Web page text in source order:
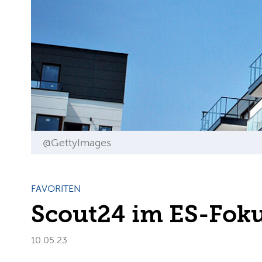
@GettyImages
FAVORITEN
Scout24 im ES-
10.05.23